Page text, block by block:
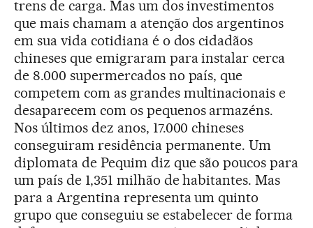
trens de carga. Mas um dos investimentos
que mais chamam a atenção dos argentinos
em sua vida cotidiana é o dos cidadãos
chineses que emigraram para instalar cerca
de 8.000 supermercados no país, que
competem com as grandes multinacionais e
desaparecem com os pequenos armazéns.
Nos últimos dez anos, 17.000 chineses
conseguiram residência permanente. Um
diplomata de Pequim diz que são poucos para
um país de 1,351 milhão de habitantes. Mas
para a Argentina representa um quinto
grupo que conseguiu se estabelecer de forma